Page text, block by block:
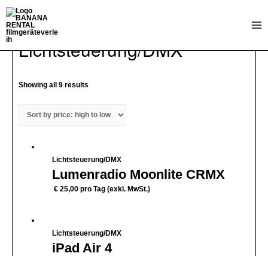
Zum
Inhalt
springenHome/Licht
Lichtsteuerung/DMX
Showing all 9 results
Lichtsteuerung/DMX
Lumenradio Moonlite CRMX
€ 25,00 pro Tag (exkl. MwSt.)
Lichtsteuerung/DMX
iPad Air 4